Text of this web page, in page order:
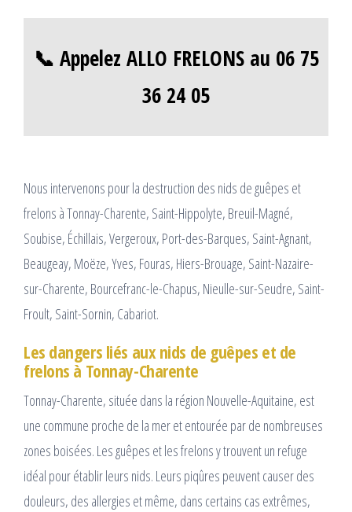
📞 Appelez ALLO FRELONS au 06 75
36 24 05
Nous intervenons pour la destruction des nids de guêpes et
frelons à Tonnay-Charente, Saint-Hippolyte, Breuil-Magné,
Soubise, Échillais, Vergeroux, Port-des-Barques, Saint-Agnant,
Beaugeay, Moëze, Yves, Fouras, Hiers-Brouage, Saint-Nazaire-
sur-Charente, Bourcefranc-le-Chapus, Nieulle-sur-Seudre, Saint-
Froult, Saint-Sornin, Cabariot.
Les dangers liés aux nids de guêpes et de
frelons à Tonnay-Charente
Tonnay-Charente, située dans la région Nouvelle-Aquitaine, est
une commune proche de la mer et entourée par de nombreuses
zones boisées. Les guêpes et les frelons y trouvent un refuge
idéal pour établir leurs nids. Leurs piqûres peuvent causer des
douleurs, des allergies et même, dans certains cas extrêmes,